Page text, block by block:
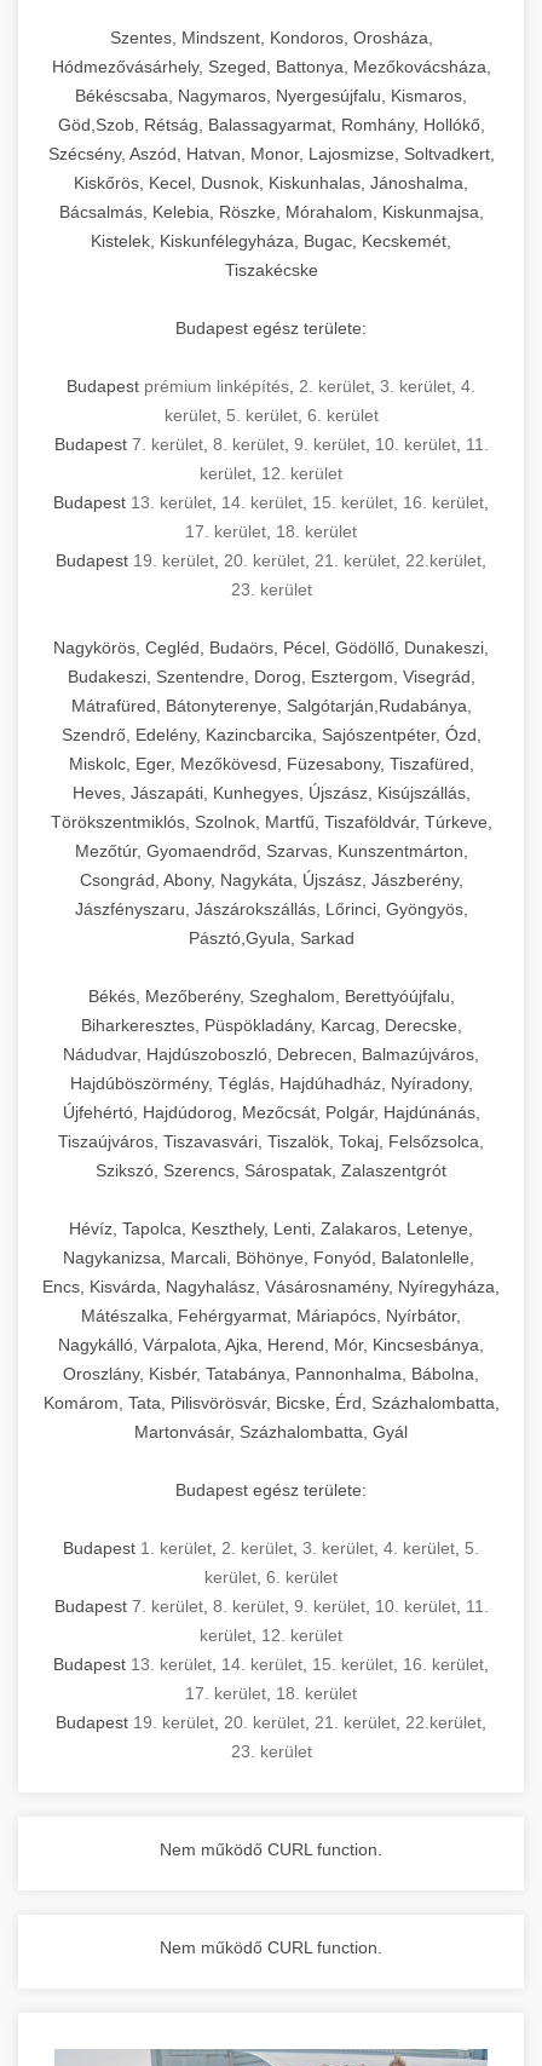
Szentes, Mindszent, Kondoros, Orosháza,
Hódmezővásárhely, Szeged, Battonya, Mezőkovácsháza,
Békéscsaba, Nagymaros, Nyergesújfalu, Kismaros,
Göd,Szob, Rétság, Balassagyarmat, Romhány, Hollókő,
Szécsény, Aszód, Hatvan, Monor, Lajosmizse, Soltvadkert,
Kiskőrös, Kecel, Dusnok, Kiskunhalas, Jánoshalma,
Bácsalmás, Kelebia, Röszke, Mórahalom, Kiskunmajsa,
Kistelek, Kiskunfélegyháza, Bugac, Kecskemét,
Tiszakécske
Budapest egész területe:
Budapest prémium linképítés 2. kerület 3. kerület 4.
kerület, 5. kerület, 6. kerület
Budapest 7. kerület, 8. kerület, 9. kerület, 10. kerület, 11.
kerület 12. kerület
Budapest 13. kerület 14. kerület 15. kerület 16. kerület
17. kerület 18. kerület
Budapest 19. kerület 20. kerület 21. kerület 22.kerület
23. kerület
Nagykörös, Cegléd, Budaörs, Pécel, Gödöllő, Dunakeszi,
Budakeszi, Szentendre, Dorog, Esztergom, Visegrád,
Mátrafüred, Bátonyterenye, Salgótarján,Rudabánya,
Szendrő, Edelény, Kazincbarcika, Sajószentpéter, Ózd,
Miskolc, Eger, Mezőkövesd, Füzesabony, Tiszafüred,
Heves, Jászapáti, Kunhegyes, Újszász, Kisújszállás,
Törökszentmiklós, Szolnok, Martfű, Tiszaföldvár, Túrkeve,
Mezőtúr, Gyomaendrőd, Szarvas, Kunszentmárton,
Csongrád, Abony, Nagykáta, Újszász, Jászberény,
Jászfényszaru, Jászárokszállás, Lőrinci, Gyöngyös,
Pásztó,Gyula, Sarkad
Békés, Mezőberény, Szeghalom, Berettyóújfalu,
Biharkeresztes, Püspökladány, Karcag, Derecske,
Nádudvar, Hajdúszoboszló, Debrecen, Balmazújváros,
Hajdúböszörmény, Téglás, Hajdúhadház, Nyíradony,
Újfehértó, Hajdúdorog, Mezőcsát, Polgár, Hajdúnánás,
Tiszaújváros, Tiszavasvári, Tiszalök, Tokaj, Felsőzsolca,
Szikszó, Szerencs, Sárospatak, Zalaszentgrót
Hévíz, Tapolca, Keszthely, Lenti, Zalakaros, Letenye,
Nagykanizsa, Marcali, Böhönye, Fonyód, Balatonlelle,
Encs, Kisvárda, Nagyhalász, Vásárosnamény, Nyíregyháza,
Mátészalka, Fehérgyarmat, Máriapócs, Nyírbátor,
Nagykálló, Várpalota, Ajka, Herend, Mór, Kincsesbánya,
Oroszlány, Kisbér, Tatabánya, Pannonhalma, Bábolna,
Komárom, Tata, Pilisvörösvár, Bicske, Érd, Százhalombatta,
Martonvásár, Százhalombatta, Gyál
Budapest egész területe:
Budapest 1. kerület 2. kerület 3. kerület 4. kerület 5.
kerület 6. kerület
Budapest 7. kerület, 8. kerület, 9. kerület, 10. kerület, 11.
kerület 12. kerület
Budapest 13. kerület 14. kerület 15. kerület 16. kerület
17. kerület 18. kerület
Budapest 19. kerület 20. kerület 21. kerület 22.kerület
23. kerület
Nem működő CURL function.
Nem működő CURL function.